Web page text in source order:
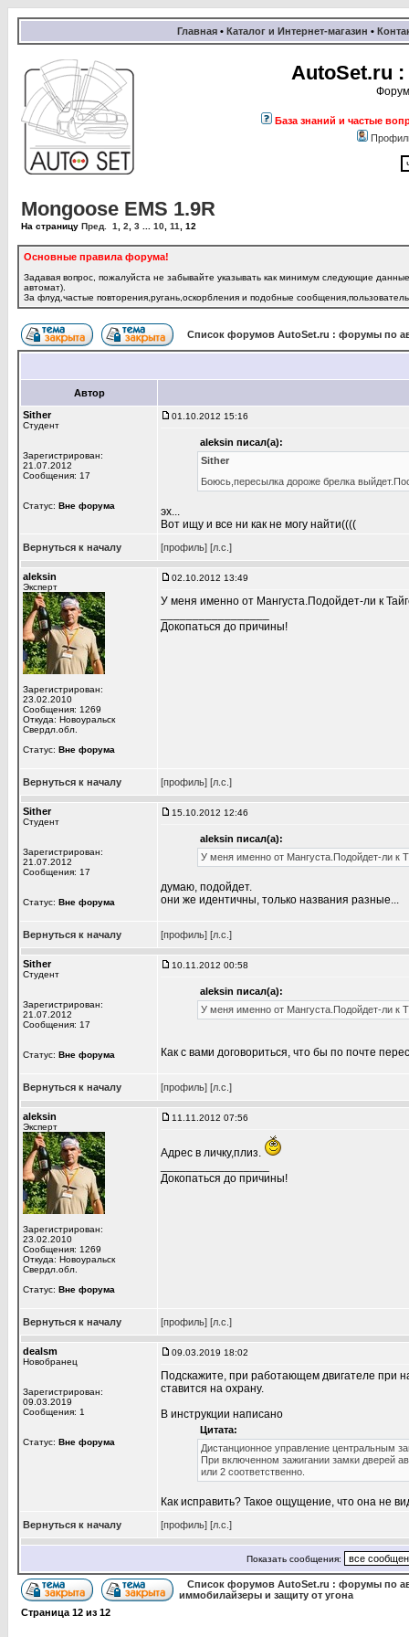
Главная • Каталог и Интернет-магазин •
AutoSet.ru
База знаний и частые
Mongoose EMS 1.9R
На страницу Пред. 1 2 3 10 11 12
Основные правила форума!
Задавая вопрос, пожалуйста не забывайте указывать как минимум следующие
автомат).
За флуд,частые повторения,ругань,оскорбления и подобные
Список форумов AutoSet.ru : форумы по
Автор
Sither
Студент
Зарегистрирован:
21.07.2012
Сообщения: 17
Статус: Вне форума
01.10.2012 15:16
aleksin писал(а):
Sither
Боюсь,пересылка дороже брелка
эх...
Вот ищу и все ни как не могу найти((((
Вернуться к началу [профиль] [л.с.]
aleksin
Эксперт
Зарегистрирован:
23.02.2010
Сообщения: 1269
Откуда: Новоуральск
Свердл.обл.
Статус: Вне форума
02.10.2012 13:49
У меня именно от Мангуста.Подойдет-ли к
Докопаться до причины!
Вернуться к началу [профиль] [л.с.]
Sither
Студент
Зарегистрирован:
21.07.2012
Сообщения: 17
Статус: Вне форума
15.10.2012 12:46
aleksin писал(а):
У меня именно от Мангуста.Подойдет-ли к
думаю, подойдет.
они же идентичны, только названия разные...
Вернуться к началу [профиль] [л.с.]
Sither
Студент
Зарегистрирован:
21.07.2012
Сообщения: 17
Статус: Вне форума
10.11.2012 00:58
aleksin писал(а):
У меня именно от Мангуста.Подойдет-ли к
Как с вами договориться, что бы по почте
Вернуться к началу [профиль] [л.с.]
aleksin
Эксперт
Зарегистрирован:
23.02.2010
Сообщения: 1269
Откуда: Новоуральск
Свердл.обл.
Статус: Вне форума
11.11.2012 07:56
Адрес в личку,плиз.
Докопаться до причины!
Вернуться к началу [профиль] [л.с.]
dealsm
Новобранец
Зарегистрирован:
09.03.2019
Сообщения: 1
Статус: Вне форума
09.03.2019 18:02
Подскажите, при работающем двигателе при
ставится на охрану.
В инструкции написано
Цитата:
Дистанционное управление центральным
При включенном зажигании замки дверей
или 2 соответственно.
Как исправить? Такое ощущение, что она не
Вернуться к началу [профиль] [л.с.]
Показать сообщения:
Список форумов AutoSet.ru : форумы по
иммобилайзеры и защиту от угона
Страница 12 из 12